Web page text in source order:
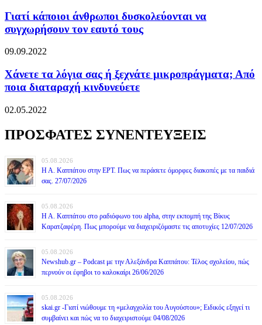
Γιατί κάποιοι άνθρωποι δυσκολεύονται να
συγχωρήσουν τον εαυτό τους
09.09.2022
Χάνετε τα λόγια σας ή ξεχνάτε μικροπράγματα; Από
ποια διαταραχή κινδυνεύετε
02.05.2022
ΠΡΟΣΦΑΤΕΣ ΣΥΝΕΝΤΕΥΞΕΙΣ
05.08.2026
Η Α. Καππάτου στην ΕΡΤ. Πως να περάσετε όμορφες διακοπές με τα παιδιά
σας. 27/07/2026
05.08.2026
Η Α. Καππάτου στο ραδιόφωνο του alpha, στην εκπομπή της Βίκυς
Καρατζαφέρη. Πως μπορούμε να διαχειριζόμαστε τις αποτυχίες 12/07/2026
05.08.2026
Newshub.gr – Podcast με την Αλεξάνδρα Καππάτου: Τέλος σχολείου, πώς
περνούν οι έφηβοι το καλοκαίρι 26/06/2026
05.08.2026
skai.gr -Γιατί νιώθουμε τη «μελαγχολία του Αυγούστου»; Ειδικός εξηγεί τι
συμβαίνει και πώς να το διαχειριστούμε 04/08/2026